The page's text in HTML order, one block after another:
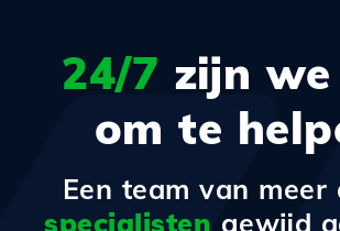
24/7 zijn
om te
Een team van meer
specialisten gewijd